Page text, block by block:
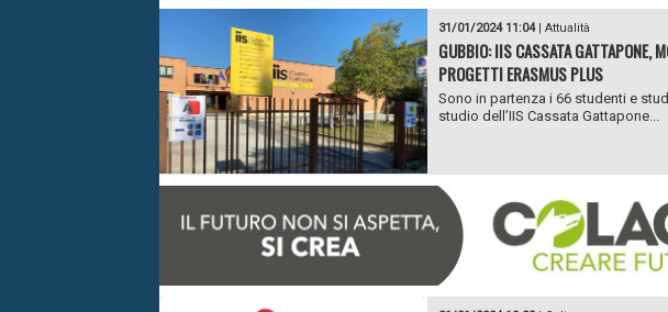
31/01/2024 11:04| Attualità
GUBBIO: IIS CASSATA GATTAPONE,
PROGETTI ERASMUS PLUS
Sono in partenza i 66 studenti e
studio dell’IIS Cassata Gattapone...